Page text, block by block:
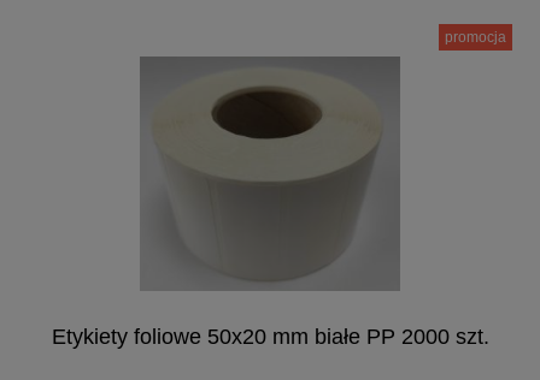
Etykiety foliowe 50x20 mm białe PP 2000 szt.
promocja